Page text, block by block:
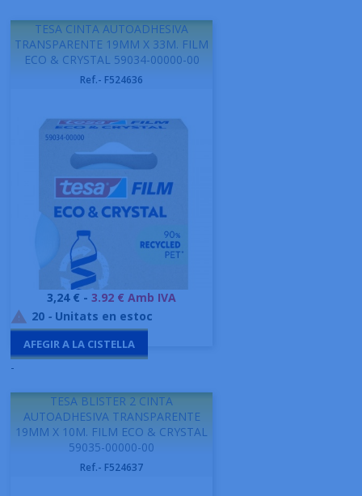
TESA CINTA AUTOADHESIVA
TRANSPARENTE 19MM X 33M. FILM
ECO & CRYSTAL 59034-00000-00
Ref.- F524636
Preu
3,24 € - 3.92 € Amb IVA
 20 - Unitats en estoc
AFEGIR A LA CISTELLA
-
TESA BLISTER 2 CINTA
AUTOADHESIVA TRANSPARENTE
19MM X 10M. FILM ECO & CRYSTAL
59035-00000-00
Ref.- F524637